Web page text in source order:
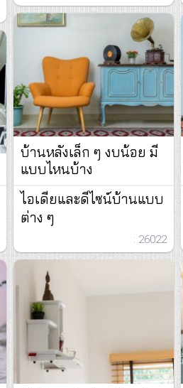
บ้านหลังเล็ก ๆ งบน้อย มี
แบบไหนบ้าง
ไอเดียและดีไซน์บ้านแบบ
ต่าง ๆ
: 26022